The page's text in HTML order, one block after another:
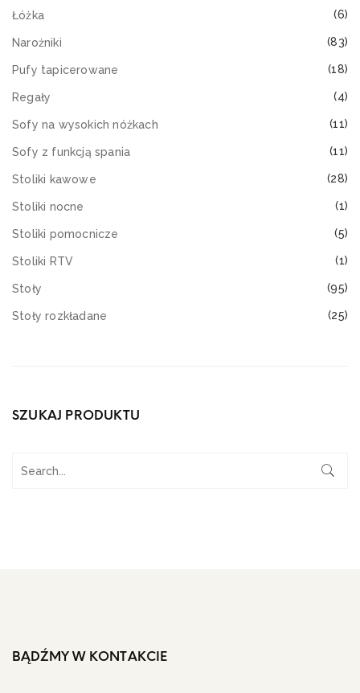
Łóżka (6)
Narożniki (83)
Pufy tapicerowane (18)
Regały (4)
Sofy na wysokich nóżkach (11)
Sofy z funkcją spania (11)
Stoliki kawowe (28)
Stoliki nocne (1)
Stoliki pomocnicze (5)
Stoliki RTV (1)
Stoły (95)
Stoły rozkładane (25)
SZUKAJ PRODUKTU
BĄDŹMY W KONTAKCIE